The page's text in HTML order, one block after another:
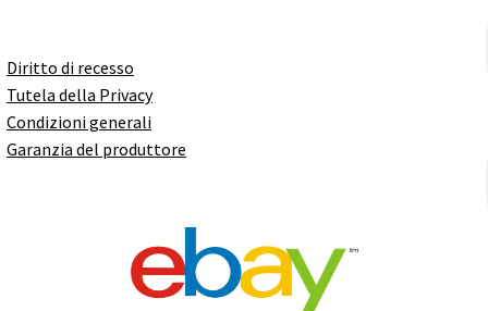
Diritto di recesso
Tutela della Privacy
Condizioni generali
Garanzia del produttore